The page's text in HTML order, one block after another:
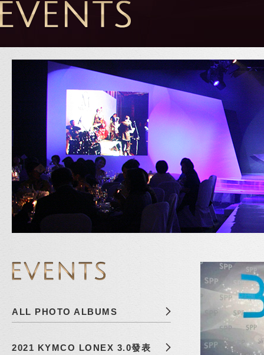
ALL PHOTO ALBUMS
2021 KYMCO LONEX 3.0發表